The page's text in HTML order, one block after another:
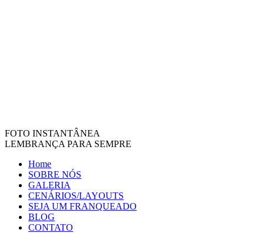
FOTO INSTANTÂNEA
LEMBRANÇA PARA SEMPRE
Home
SOBRE NÓS
GALERIA
CENÁRIOS/LAYOUTS
SEJA UM FRANQUEADO
BLOG
CONTATO